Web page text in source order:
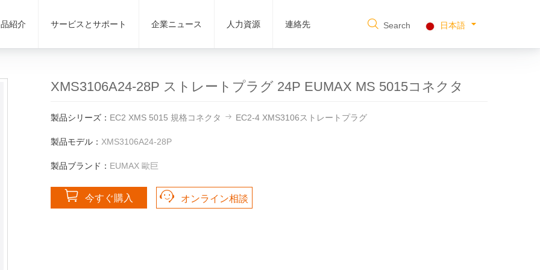
紹介 サービスとサポート 企業ニュース 人力資源 連絡先 Search 日本語
XMS3106A24-28P ストレートプラグ 24P EUMAX MS 5015コネクタ
製品シリーズ： EC2 XMS 5015 規格コネクタ EC2-4 XMS3106ストレートプラグ
製品モデル： XMS3106A24-28P
製品ブランド： EUMAX 歐巨
今すぐ購入 オンライン相談